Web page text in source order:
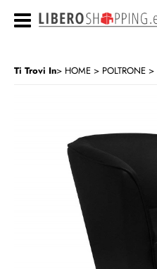
Ti Trovi In HOME POLTRONE